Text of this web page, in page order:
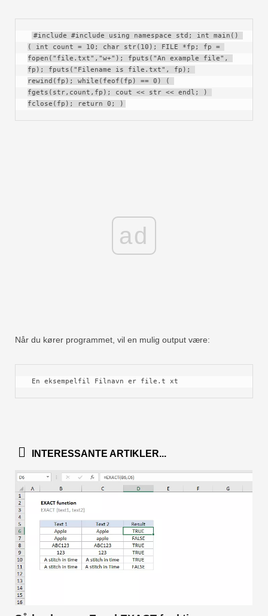
#include #include using namespace std; int main()
( int count = 10; char str(10); FILE *fp; fp =
fopen("file.txt","w+"); fputs("An example file",
fp); fputs("Filename is file.txt", fp);
rewind(fp); while(feof(fp) == 0) (
fgets(str,count,fp); cout << str << endl; )
fclose(fp); return 0; )
ad
Når du kører programmet, vil en mulig output være:
En eksempelfil Filnavn er file.t xt
INTERESSANTE ARTIKLER...